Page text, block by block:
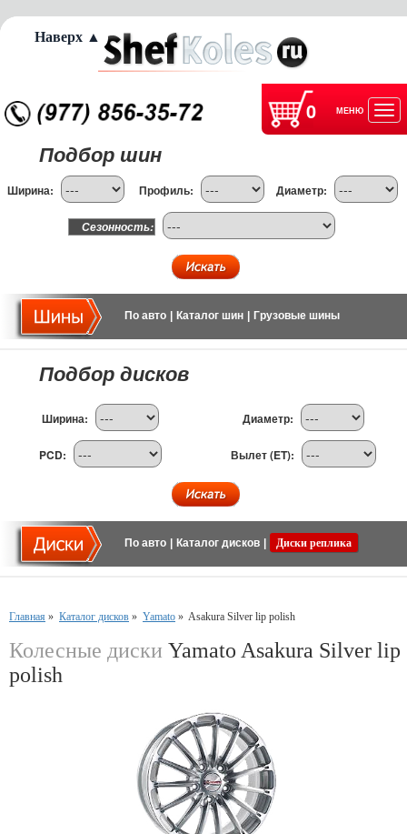
0 МЕНЮ
Подбор шин
Ширина: Профиль: Диаметр:
Сезонность:
По авто Каталог шин Грузовые шины
Подбор дисков
Ширина: Диаметр:
PCD: Вылет (ET):
По авто Каталог дисков Диски реплика
Главная » Каталог дисков » Yamato » Asakura Silver lip polish
Колесные диски Yamato Asakura Silver lip
polish
Наверх ▲